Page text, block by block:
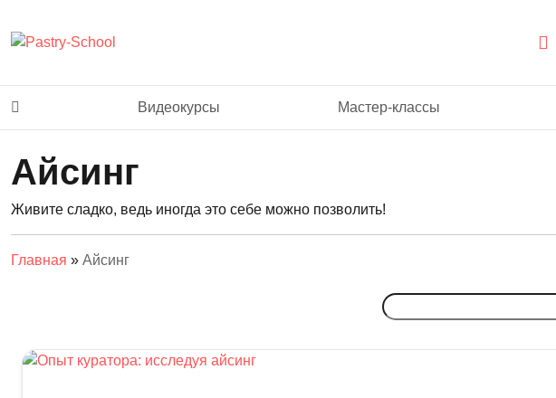
Видеокурсы Мастер-классы
Айсинг
Живите сладко, ведь иногда это себе можно позволить!
Главная » Айсинг